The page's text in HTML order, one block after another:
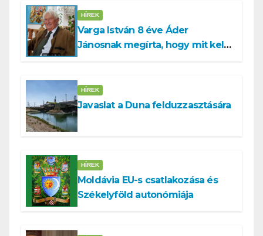
HÍREK
Varga István 8 éve Áder
Jánosnak megírta, hogy mit kell
HÍREK
Javaslat a Duna felduzzasztására
HÍREK
Moldávia EU-s csatlakozása és
Székelyföld autonómiája